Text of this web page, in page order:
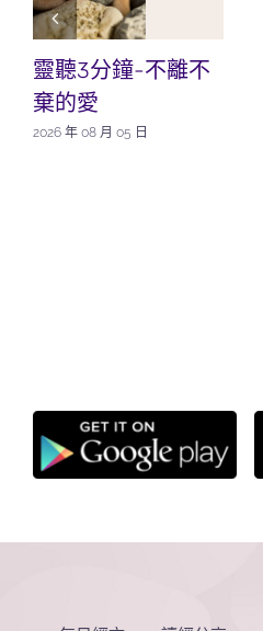
靈聽3分鐘-不離不
棄的愛
2026 年 08 月 05 日